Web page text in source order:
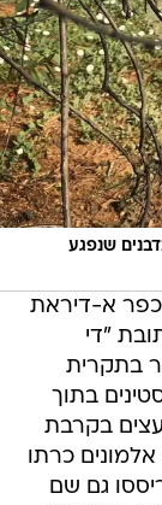
שנפגע
א-דיראת
"די
בתקרית
בתוך
בקרבת
כרתו
גם שם